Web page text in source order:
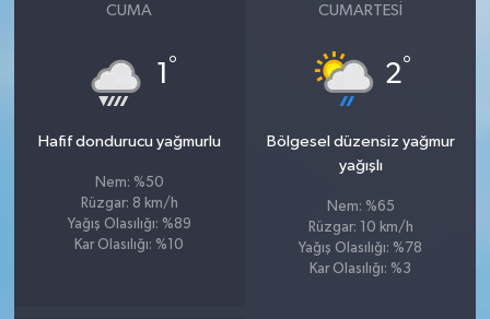
CUMA
1 °
Hafif dondurucu yağmurlu
Nem: %50
Rüzgar: 8 km/h
Yağış Olasılığı: %89
Kar Olasılığı: %10
CUMARTESI
2°
Bölgesel düzensiz yağmur
yağışlı
Nem: %65
Rüzgar: 10 km/h
Yağış Olasılığı: %78
Kar Olasılığı: %3